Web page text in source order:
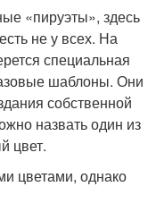
«пируэты», здесь
не у всех. На
специальная
шаблоны. Они
собственной
назвать один из
цвет.
цветами, однако